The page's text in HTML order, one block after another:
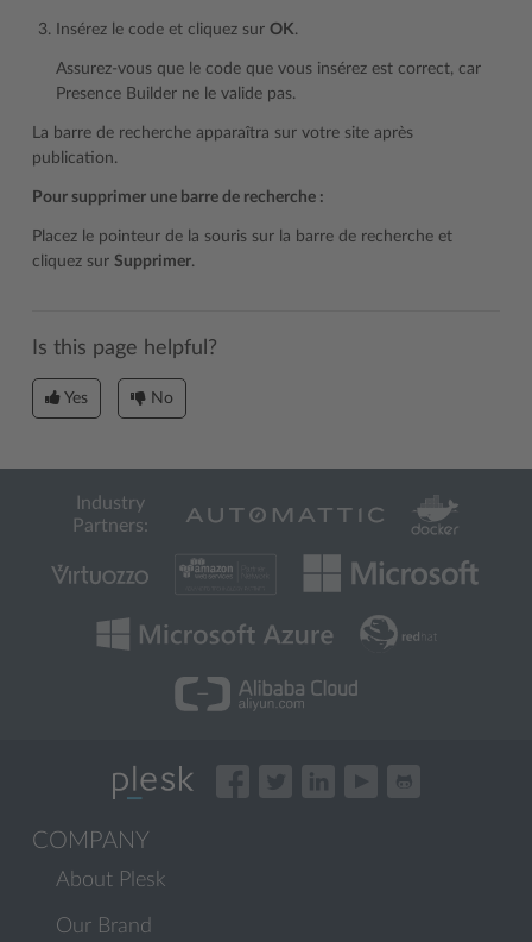
Insérez le code et cliquez sur OK.
Assurez-vous que le code que vous insérez est correct, car
Presence Builder ne le valide pas.
La barre de recherche apparaîtra sur votre site après
publication.
Pour supprimer une barre de recherche :
Placez le pointeur de la souris sur la barre de recherche et
cliquez sur Supprimer.
Is this page helpful?
Yes No
Industry
Partners:
COMPANY
About Plesk
Our Brand